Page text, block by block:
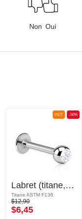
Non Oui
-50%
HOT
Labret (titane, finition brillante) avec boule brillante
Titane ASTM F136
$12,90
$6,45